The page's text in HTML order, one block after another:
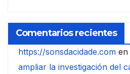
Comentarios recientes
https://sonsdacidade.com en
ampliar la investigación del